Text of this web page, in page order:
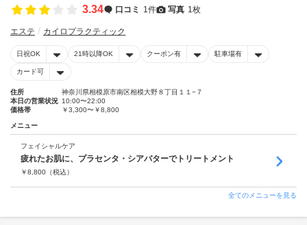
3.34 口コミ 1件 写真 1枚
エステ カイロプラクティック
日祝OK 21時以降OK クーポン有 駐車場有
カード可
住所
神奈川県相模原市南区相模大野８丁目１１−７
本日の営業状況 10:00〜22:00
価格帯
￥3,300〜￥8,800
メニュー
フェイシャルケア
疲れたお肌に、プラセンタ・シアバターでトリートメント
￥8,800 （税込）
全てのメニューを見る